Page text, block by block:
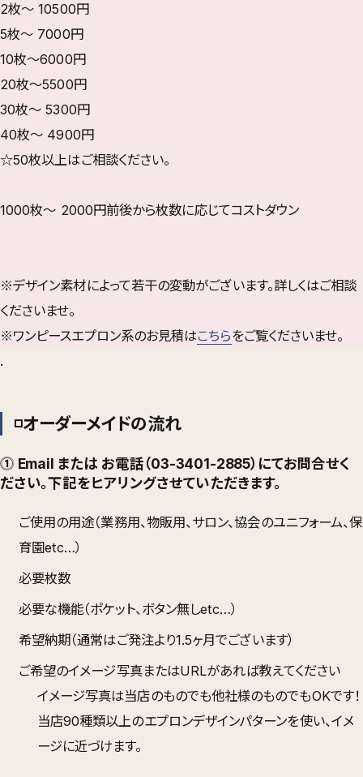
2枚〜 10500円
5枚〜 7000円
10枚〜6000円
20枚〜5500円
30枚〜 5300円
40枚～ 4900円
☆50枚以上はご相談ください。
1000枚〜 2000円前後から枚数に応じてコストダウン
※デザイン素材によって若干の変動がございます。詳しくはご相談
くださいませ。
※ワンピースエプロン系のお見積はこちらをご覧くださいませ。
.
◽️オーダーメイドの流れ
⓵ Email または お電話（03-3401-2885）にてお問合せく
ださい。下記をヒアリングさせていただきます。
ご使用の用途（業務用、物販用、サロン、協会のユニフォーム、保
育園etc…）
必要枚数
必要な機能（ポケット、ボタン無しetc…）
希望納期（通常はご発注より1.5ヶ月でございます）
ご希望のイメージ写真またはURLがあれば教えてください
イメージ写真は当店のものでも他社様のものでもOKです！
当店90種類以上のエプロンデザインパターンを使い、イメ
ージに近づけます。